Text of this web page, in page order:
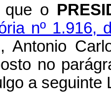
que o
nº 1.916,
Antonio
no
a seguinte